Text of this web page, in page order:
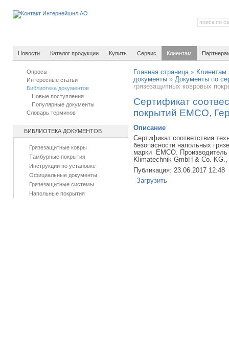
Новости Каталог продукции Купить Сервис Клиентам
Опросы
Интересные статьи
Библиотека документов
Новые поступления
Популярные документы
Словарь терминов
БИБЛИОТЕКА ДОКУМЕНТОВ
Грязезащитные ковры
Тамбурные покрытия
Инструкции по установке
Официальные документы
Грязезащитные системы
Напольные покрытия
Главная страница» Клиентам
документы »Документы по
грязезащитных ковровых
Сертификат
покрытий EMCO,
Описание
Сертификат соответствия
безопасности напольных
марки EMCO.
Klimatechnik GmbH & Co.
Публикация: 23.06.2017
Загрузить